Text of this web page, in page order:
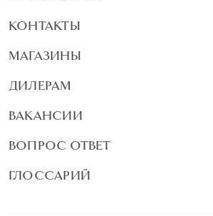
КОНТАКТЫ
МАГАЗИНЫ
ДИЛЕРАМ
ВАКАНСИИ
ВОПРОС ОТВЕТ
ГЛОССАРИЙ